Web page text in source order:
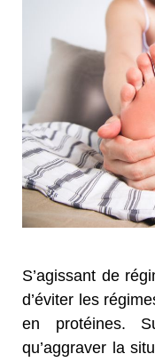
S’agissant de
d’éviter les
en protéines.
qu’aggraver la